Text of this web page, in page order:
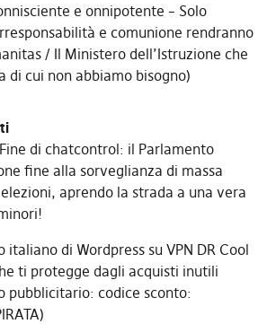
e onnipotente – Solo
e comunione rendranno
Il Ministero dell’Istruzione che
di cui non abbiamo bisogno)
Fine di chatcontrol: il Parlamento
fine alla sorveglianza di massa
aprendo la strada a una vera
italiano di Wordpresssu VPN DR Cool
ti protegge dagli acquisti inutili
pubblicitario: codice sconto: